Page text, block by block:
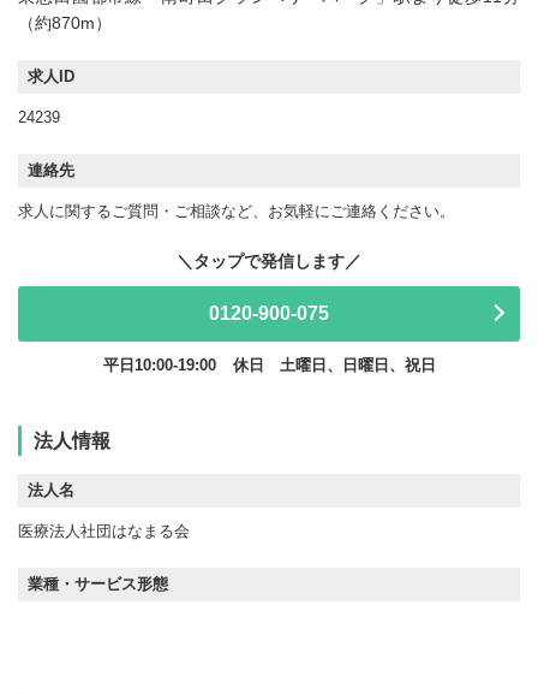
（約870m）
求人ID
24239
連絡先
求人に関するご質問・ご相談など、お気軽にご連絡ください。
0120-900-075
平日10:00-19:00 休日 土曜日、日曜日、祝日
法人情報
法人名
医療法人社団はなまる会
業種・サービス形態